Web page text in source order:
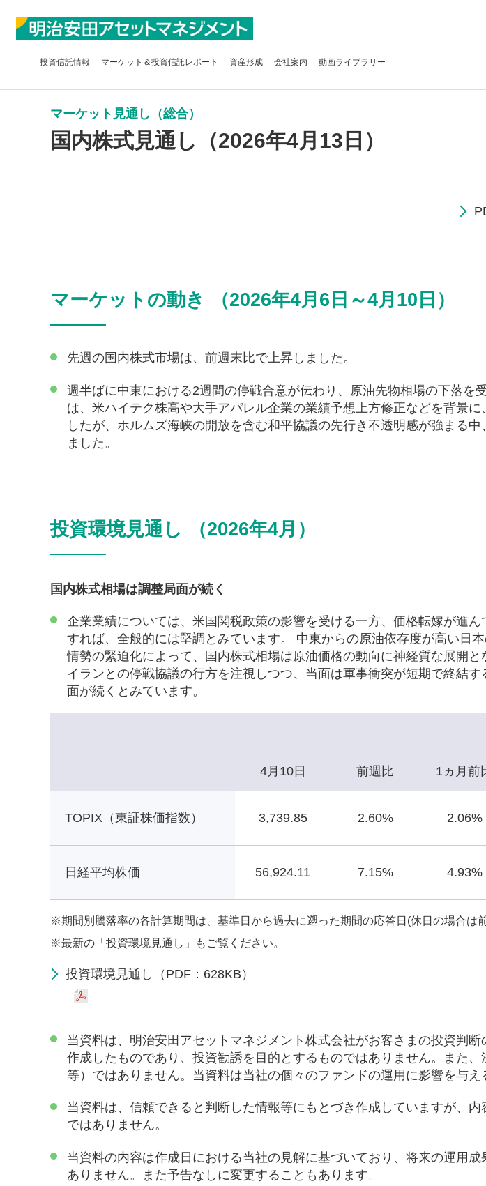
投資信託情報 マーケット＆投資信託レポート 資産形成 会社案内 動画ライブラリー
マーケット見通し（総合）
国内株式見通し（2026年4月13日）
マーケットの動き （2026年4月6日～4月10日）
先週の国内株式市場は、前週末比で上昇しました。
週半ばに中東における2週間の停戦合意が伝わり、原油先物相場の下落を
は、米ハイテク株高や大手アパレル企業の業績予想上方修正などを背景
したが、ホルムズ海峡の開放を含む和平協議の先行き不透明感が強まる
ました。
投資環境見通し （2026年4月）
国内株式相場は調整局面が続く
企業業績については、米国関税政策の影響を受ける一方、価格転嫁が進
すれば、全般的には堅調とみています。 中東からの原油依存度が高い日
情勢の緊迫化によって、国内株式相場は原油価格の動向に神経質な展開
イランとの停戦協議の行方を注視しつつ、当面は軍事衝突が短期で終結
面が続くとみています。
4月10日 前週比 1ヵ月前
TOPIX（東証株価指数） 3,739.85 2.60% 2.06%
日経平均株価 56,924.11 7.15% 4.93%
※期間別騰落率の各計算期間は、基準日から過去に遡った期間の応答日(休日の場合は
※最新の「投資環境見通し」もご覧ください。
投資環境見通し（PDF：628KB）
当資料は、明治安田アセットマネジメント株式会社がお客さまの投資判
作成したものであり、投資勧誘を目的とするものではありません。また
等）ではありません。当資料は当社の個々のファンドの運用に影響を与え
当資料は、信頼できると判断した情報等にもとづき作成していますが、
ではありません。
当資料の内容は作成日における当社の見解に基づいており、将来の運用
ありません。また予告なしに変更することもあります。